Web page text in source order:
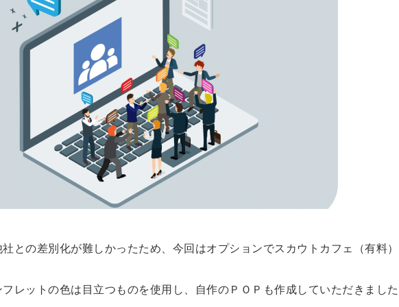
との差別化が難しかったため、今回はオプションでスカウトカフェ（有料
レットの色は目立つものを使用し、自作のＰＯＰも作成していただきまし